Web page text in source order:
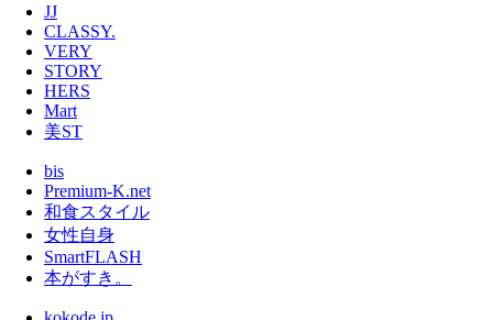
JJ
CLASSY.
VERY
STORY
HERS
Mart
美ST
bis
Premium-K.net
和食スタイル
女性自身
SmartFLASH
本がすき。